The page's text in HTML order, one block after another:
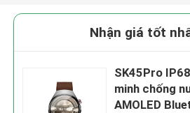
Nhận giá tốt
SK45Pro
minh chống
AMOLED